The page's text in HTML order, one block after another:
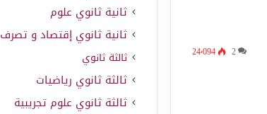
2 24٬094
ثانية ثانوي علوم
ثانية ثانوي إقتصاد و تصرف
ثالثة ثانوي
ثالثة ثانوي رياضيات
ثالثة ثانوي علوم تجريبية